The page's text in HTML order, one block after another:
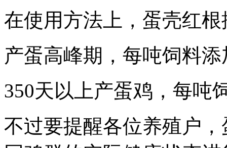
在使用方法上，蛋壳红
产蛋高峰期，每吨饲料添
350天以上产蛋鸡，每吨
不过要提醒各位养殖户